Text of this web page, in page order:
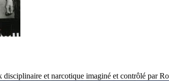
et narcotique imaginé et contrôlé par